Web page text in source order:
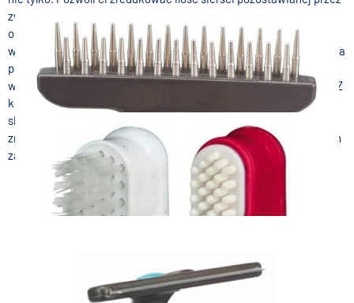
zwierzaka w domu. Jego zęby, podobnie jak w przypadku
opisanych już artykułów, występują w różnych wariantach
wymiarowych, charakteryzując się różnym kształtem. Zgrzebło dla
psa nie powinno być jednak zbyt sztywne i twarde, ponieważ
wówczas trudniej dopasowuje się względem sylwetki zwierzaka. Z
kolei ostre końcówki zębów mogą doprowadzić do wystąpienia
skaleczeń na jego skórze, a w konsekwencji tego – skutecznie
zniechęcić go do posłuszeństwa podczas wykonywania kolejnych
zabiegów.
TRIXIE Zgrzebło dwurzędowe gęste dla psa/kota
43,00 zł
Trixie Szczotki do czyszczenia zębów 2szt. dla psa